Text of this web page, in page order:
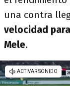
una contra
velocidad
Mele.